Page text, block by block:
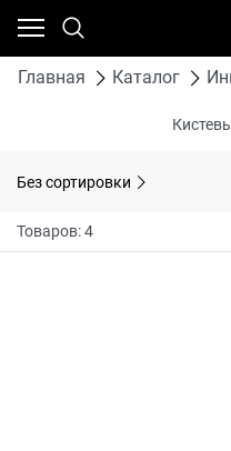
Главная Каталог
Без сортировки
Товаров: 4